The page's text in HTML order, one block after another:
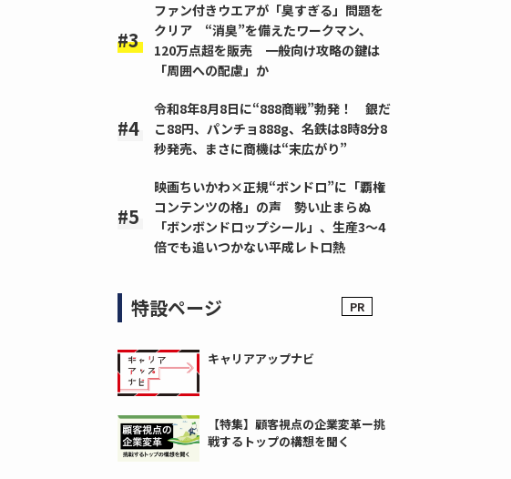
ファン付きウエアが「臭すぎる」問題を
クリア “消臭”を備えたワークマン、
120万点超を販売 一般向け攻略の鍵は
「周囲への配慮」か
令和8年8月8日に“888商戦”勃発！ 銀だ
こ88円、パンチョ888g、名鉄は8時8分8
秒発売、まさに商機は“末広がり”
映画ちいかわ×正規“ボンドロ”に「覇権
コンテンツの格」の声 勢い止まらぬ
「ボンボンドロップシール」、生産3～4
倍でも追いつかない平成レトロ熱
特設ページ
キャリアアップナビ
【特集】顧客視点の企業変革ー挑
戦するトップの構想を聞く